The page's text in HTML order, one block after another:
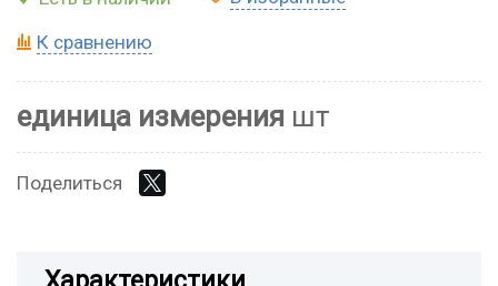
К сравнению
единица измерения шт
Поделиться